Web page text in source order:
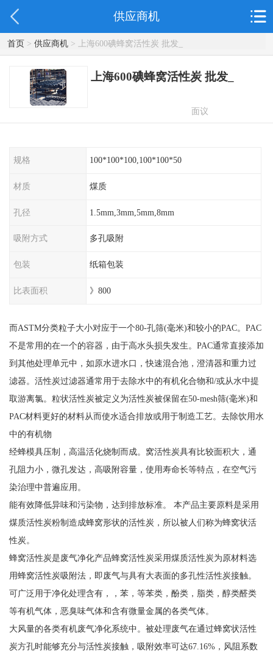
供应商机
首页> 供应商机> 上海600碘蜂窝活性炭 批发_
上海600碘蜂窝活性炭 批发_
面议
规格 100*100*100,100*100*50
材质 煤质
孔径 1.5mm,3mm,5mm,8mm
吸附方式 多孔吸附
包装 纸箱包装
比表面积 》800
而ASTM分类粒子大小对应于一个80-孔筛(毫米)和较小的PAC。PAC
不是常用的在一个的容器，由于高水头损失发生。PAC通常直接添加
到其他处理单元中，如原水进水口，快速混合池，澄清器和重力过
滤器。活性炭过滤器通常用于去除水中的有机化合物和/或从水中提
取游离氯。粒状活性炭被定义为活性炭被保留在50-mesh筛(毫米)和
PAC材料更好的材料从而使水适合排放或用于制造工艺。去除饮用水
中的有机物
经蜂模具压制，高温活化烧制而成。窝活性炭具有比较面积大，通
孔阻力小，微孔发达，高吸附容量，使用寿命长等特点，在空气污
染治理中普遍应用。
能有效降低异味和污染物，达到排放标准。 本产品主要原料是采用
煤质活性炭粉制造成蜂窝形状的活性炭，所以被人们称为蜂窝状活
性炭。
蜂窝活性炭是废气净化产品蜂窝活性炭采用煤质活性炭为原材料选
用蜂窝活性炭吸附法，即废气与具有大表面的多孔性活性炭接触。
可广泛用于净化处理含有，，苯，等苯类，酚类，脂类，醇类醛类
等有机气体，恶臭味气体和含有微量金属的各类气体。
大风量的各类有机废气净化系统中。被处理废气在通过蜂窝状活性
炭方孔时能够充分与活性炭接触，吸附效率可达67.16%，风阻系数